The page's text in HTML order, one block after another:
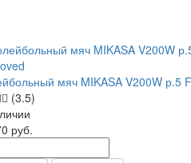
мяч MIKASA V200W р.5
(3.5)
руб.